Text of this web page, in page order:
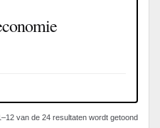
van de 24 resultaten wordt getoond